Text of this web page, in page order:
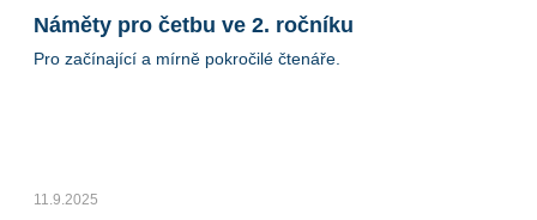
Náměty pro četbu ve 2. ročníku
Pro začínající a mírně pokročilé čtenáře.
11.9.2025